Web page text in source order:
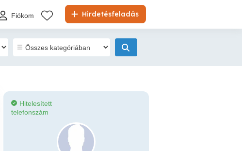
Hirdetésfeladás
Fiókom
Hitelesített
telefonszám